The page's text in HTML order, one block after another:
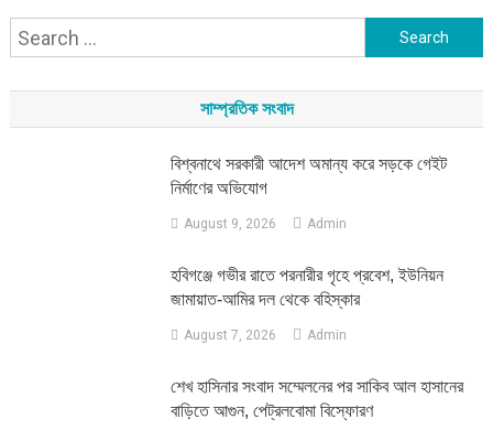
Search
সাম্প্রতিক সংবাদ
বিশ্বনাথে সরকারী আদেশ অমান্য করে সড়কে গেইট
নির্মাণের অভিযোগ
August 9, 2026 Admin
হবিগঞ্জে গভীর রাতে পরনারীর গৃহে প্রবেশ, ইউনিয়ন
জামায়াত-আমির দল থেকে বহিস্কার
August 7, 2026 Admin
শেখ হাসিনার সংবাদ সম্মেলনের পর সাকিব আল হাসানের
বাড়িতে আগুন, পেট্রলবোমা বিস্ফোরণ